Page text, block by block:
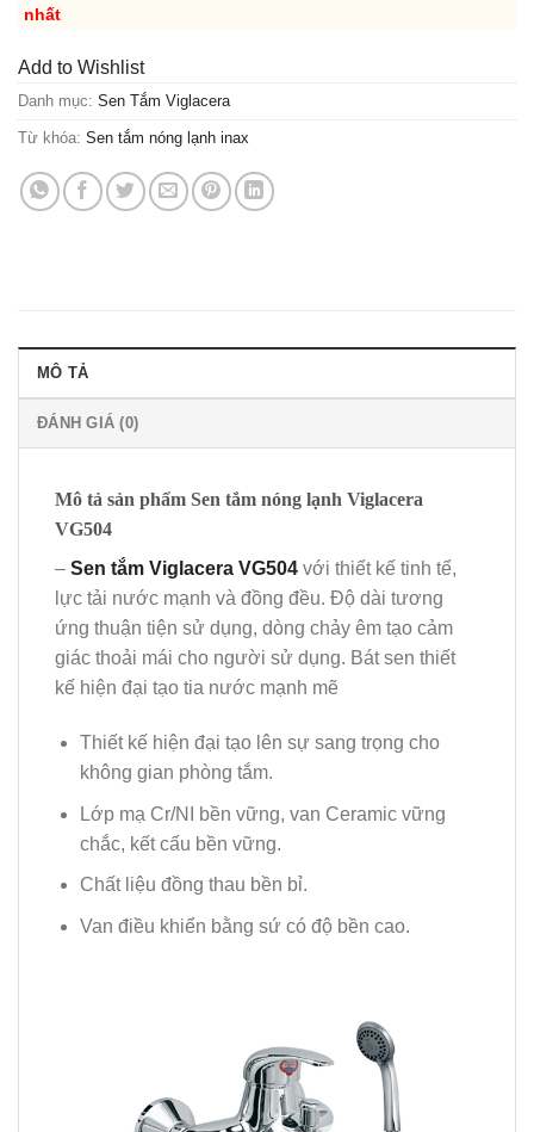
nhất
Add to Wishlist
Danh mục: Sen Tắm Viglacera
Từ khóa: Sen tắm nóng lạnh inax
MÔ TẢ
ĐÁNH GIÁ (0)
Mô tả sản phẩm Sen tắm nóng lạnh Viglacera
VG504
– Sen tắm Viglacera VG504 với thiết kế tinh tế,
lực tải nước mạnh và đồng đều. Độ dài tương
ứng thuận tiện sử dụng, dòng chảy êm tạo cảm
giác thoải mái cho người sử dụng. Bát sen thiết
kế hiện đại tạo tia nước mạnh mẽ
Thiết kế hiện đại tạo lên sự sang trọng cho
không gian phòng tắm.
Lớp mạ Cr/NI bền vững, van Ceramic vững
chắc, kết cấu bền vững.
Chất liệu đồng thau bền bỉ.
Van điều khiển bằng sứ có độ bền cao.